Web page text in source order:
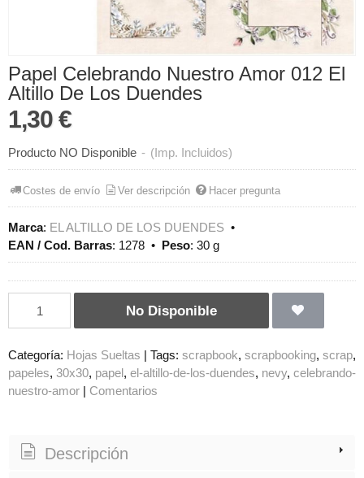
Papel Celebrando Nuestro Amor 012 El
Altillo De Los Duendes
1,30 €
Producto NO Disponible - (Imp. Incluidos)
Costes de envío Ver descripción Hacer pregunta
Marca: EL ALTILLO DE LOS DUENDES •
EAN / Cod. Barras: 1278 • Peso: 30 g
No Disponible
Categoría: Hojas Sueltas | Tags: scrapbook scrapbooking scrap
papeles 30x30 papel el-altillo-de-los-duendes nevy celebrando-
nuestro-amor | Comentarios
Descripción